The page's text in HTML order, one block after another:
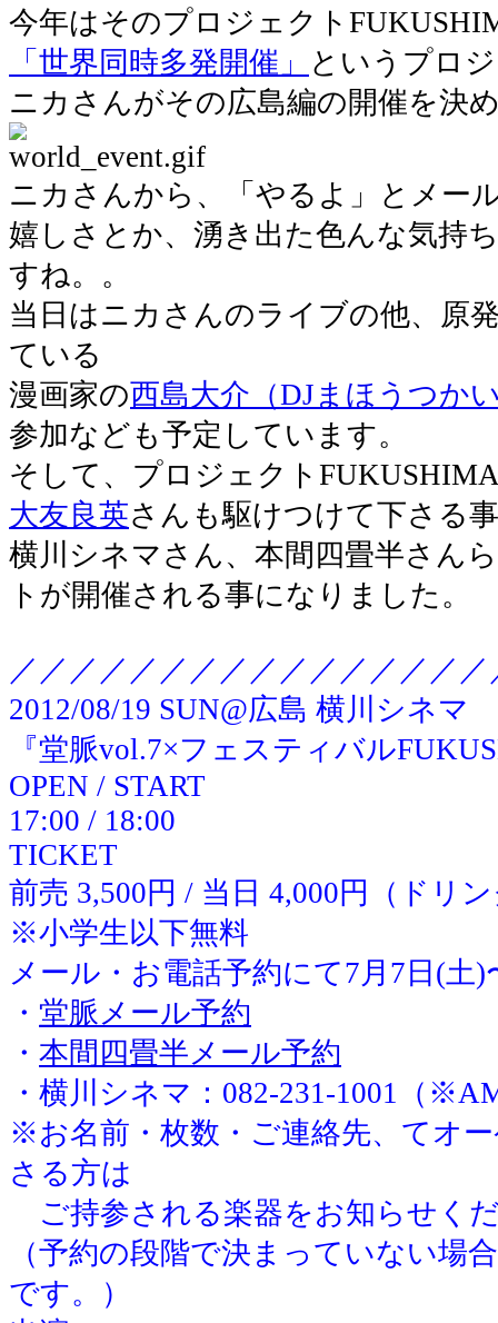
今年はそのプロジェクト
「世界同時多発開催」
というプロ
ニカさんがその広島編の開催を決
ニカさんから、「やるよ」とメー
嬉しさとか、湧き出た色んな気持
すね。。
当日はニカさんのライブの他、原
ている
漫画家の西島大介（DJまほうつか
参加なども予定しています。
そして、プロジェクト
大友良英さんも駆けつけて下さる
横川シネマさん、本間四畳半さん
トが開催される事になりました。
／／／／／／／／／／／／／／／／
2012/08/19 SUN@広島 横川シネマ
『堂脈vol.7×フェスティバル
OPEN / START
17:00 / 18:00
TICKET
前売 3,500円 / 当日 4,000円（ドリ
※小学生以下無料
メール・お電話予約にて7月7日(土)
・ 堂脈メール予約
・ 本間四畳半メール予約
・横川シネマ：082-231-1001（
※お名前・枚数・ご連絡先、てオ
さる方は
ご持参される楽器をお知らせく
（予約の段階で決まっていない場
です。）